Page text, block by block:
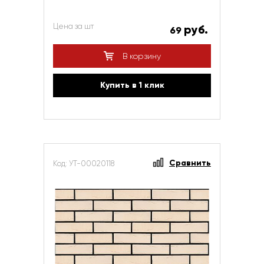
Цена за шт 69 руб.
В корзину
Купить в 1 клик
Код: УТ-00020118 Сравнить